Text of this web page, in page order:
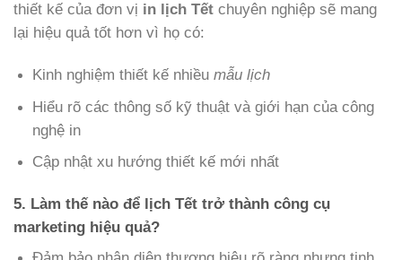
thiết kế của đơn vị in lịch Tết chuyên nghiệp sẽ mang
lại hiệu quả tốt hơn vì họ có:
Kinh nghiệm thiết kế nhiều mẫu lịch
Hiểu rõ các thông số kỹ thuật và giới hạn của công
nghệ in
Cập nhật xu hướng thiết kế mới nhất
5. Làm thế nào để lịch Tết trở thành công cụ
marketing hiệu quả?